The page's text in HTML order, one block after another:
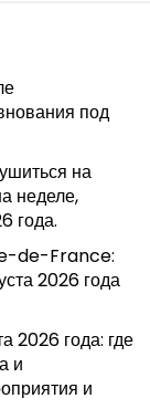
под
на
неделе,
года.
de-France:
2026 года
2026 года: где
и
и